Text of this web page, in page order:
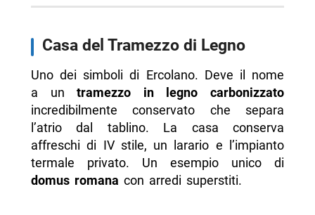
Casa del Tramezzo di Legno
Uno dei simboli di Ercolano. Deve il nome
a untramezzo in legno carbonizzato
incredibilmente conservato che separa
l’atrio dal tablino. La casa conserva
affreschi di IV stile, un larario e l’impianto
termale privato. Un esempio unico di
domus romana con arredi superstiti.